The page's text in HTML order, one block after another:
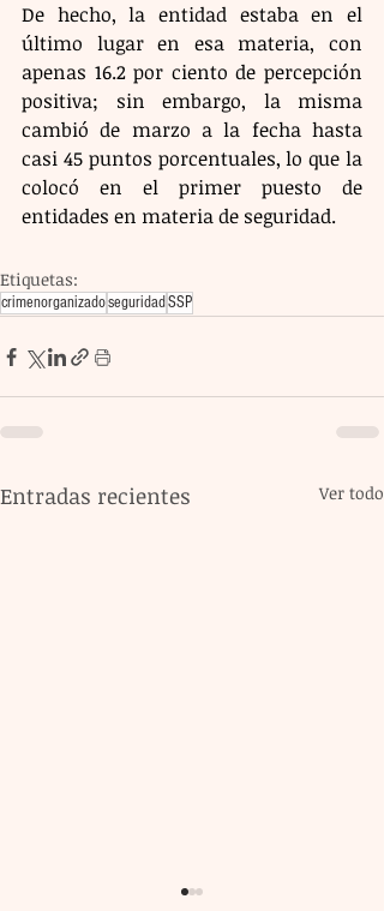
De hecho, la entidad estaba en el
último lugar en esa materia, con
apenas 16.2 por ciento de percepción
positiva; sin embargo, la misma
cambió de marzo a la fecha hasta
casi 45 puntos porcentuales, lo que la
colocó en el primer puesto de
entidades en materia de seguridad.
Etiquetas:
crimenorganizadoseguridadSSP
Entradas recientes Ver todo